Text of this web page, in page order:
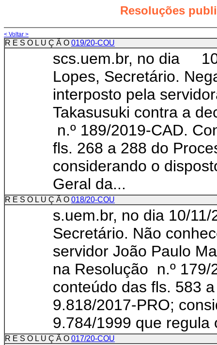
Resoluções
< Voltar >
R E S O L U Ç Ã O 019/20-COU
scs.uem.br, no dia
Lopes, Secretário.
interposto pela
Takasusuki contra a
n.º 189/2019-CAD.
fls. 268 a 288 do
considerando o
Geral da...
R E S O L U Ç Ã O 018/20-COU
s.uem.br, no dia 10/
Secretário. Não
servidor João Paulo
na Resolução n.º
conteúdo das fls. 583
9.818/2017-PRO;
9.784/1999 que regula
R E S O L U Ç Ã O 017/20-COU